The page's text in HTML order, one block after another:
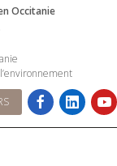
Occitanie